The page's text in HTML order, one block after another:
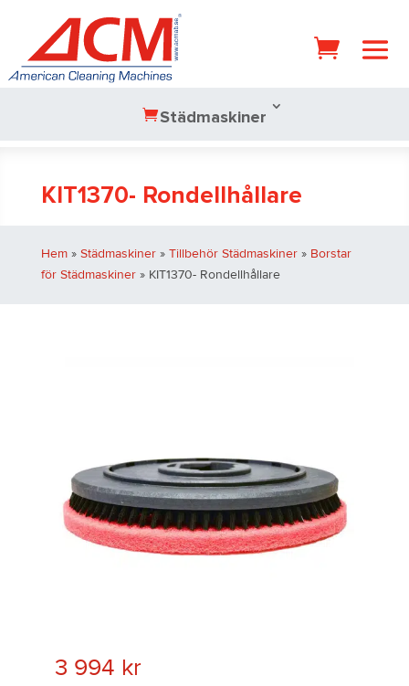
Städmaskiner
KIT1370- Rondellhållare
Hem» Städmaskiner» Tillbehör Städmaskiner» Borstar
för Städmaskiner» KIT1370- Rondellhållare
3 994 kr